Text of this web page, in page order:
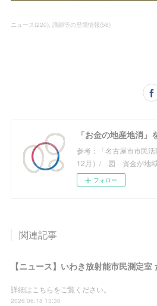
ニュース(220) 講師等の登壇情報(58)
参考：「名古屋市市民
12月）/ 図 資金が地域
フォロー
関連記事
詳細はこちらをご覧ください。
2026.06.18 13:30